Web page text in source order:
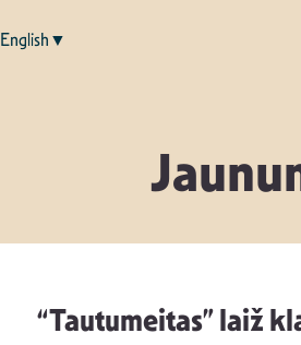
English▼
“Tautumeitas” laiž